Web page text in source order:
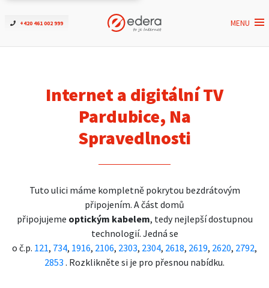
+420 461 002 999 MENU
Ověřit dostupnost
ČEZNET TV
Podpora
Kontakt
Internet a digitální TV
Pardubice, Na
Spravedlnosti
Tuto ulici máme kompletně pokrytou bezdrátovým
připojením. A část domů
připojujeme optickým kabelem, tedy nejlepší dostupnou
technologií. Jedná se
o č.p. 121, 734, 1916, 2106, 2303, 2304, 2618, 2619, 2620, 2792,
2853 . Rozklikněte si je pro přesnou nabídku.